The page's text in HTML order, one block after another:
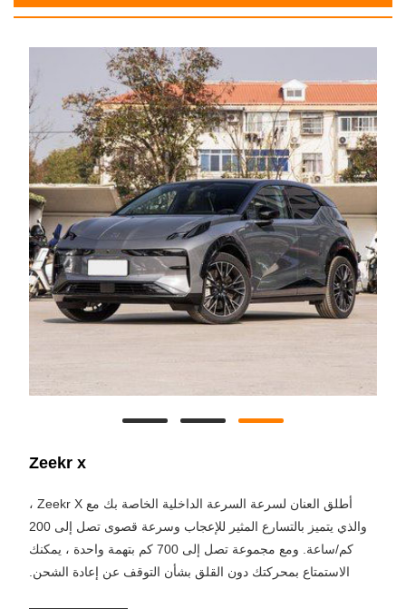
Zeekr x
أطلق العنان لسرعة السرعة الداخلية الخاصة بك مع Zeekr X ،
والذي يتميز بالتسارع المثير للإعجاب وسرعة قصوى تصل إلى 200
كم/ساعة. ومع مجموعة تصل إلى 700 كم بتهمة واحدة ، يمكنك
الاستمتاع بمحركتك دون القلق بشأن التوقف عن إعادة الشحن.